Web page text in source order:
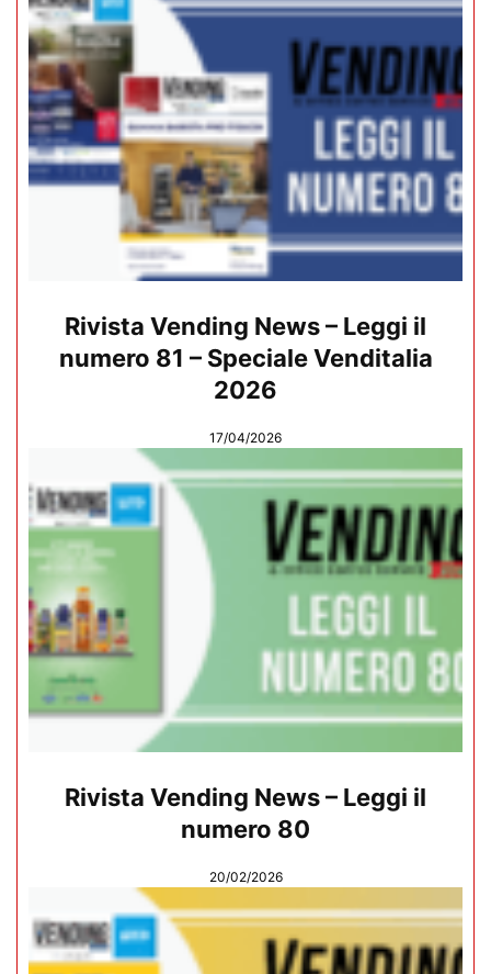
Rivista Vending News – Leggi il
numero 81 – Speciale Venditalia
2026
17/04/2026
Rivista Vending News – Leggi il
numero 80
20/02/2026